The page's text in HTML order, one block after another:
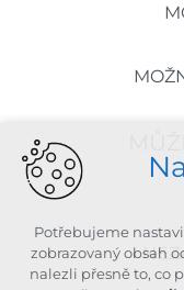
Potřebujeme
zobrazovaný obsah
nalezli přesně to, co